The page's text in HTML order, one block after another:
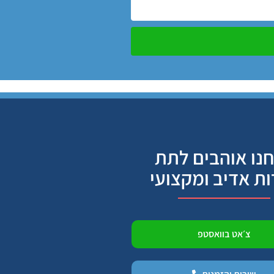
אוהבים לתת
אדיב ומקצועי
צ׳אט בוואסטפ